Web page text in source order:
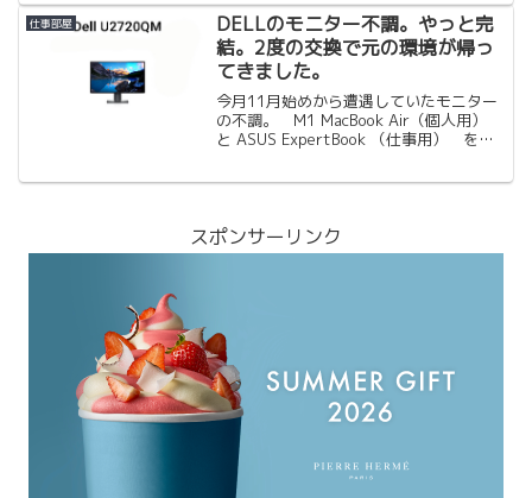
ました。それが今回紹介するロジクール
のM720rマウスになり...
仕事部屋
DELLのモニター不調。やっと完
結。2度の交換で元の環境が帰っ
てきました。
今月11月始めから遭遇していたモニター
の不調。 M1 MacBook Air（個人用）
と ASUS ExpertBook （仕事用） を中
スポンサーリンク